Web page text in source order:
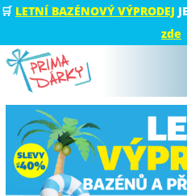
🛒 LETNÍ BAZÉNOVÝ VÝPRODEJ
zde